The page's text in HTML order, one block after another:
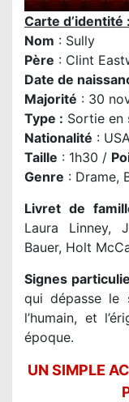
Carte d’identité :
Nom : Sully
Père : Clint
Date de
Majorité : 30
Type : Sortie en
Nationalité :
Taille : 1h30 /
Genre : Drame,
Livret de
Laura Linney,
Bauer, Holt
Signes
qui dépasse le
l’humain, et
époque.
UN SIMPLE